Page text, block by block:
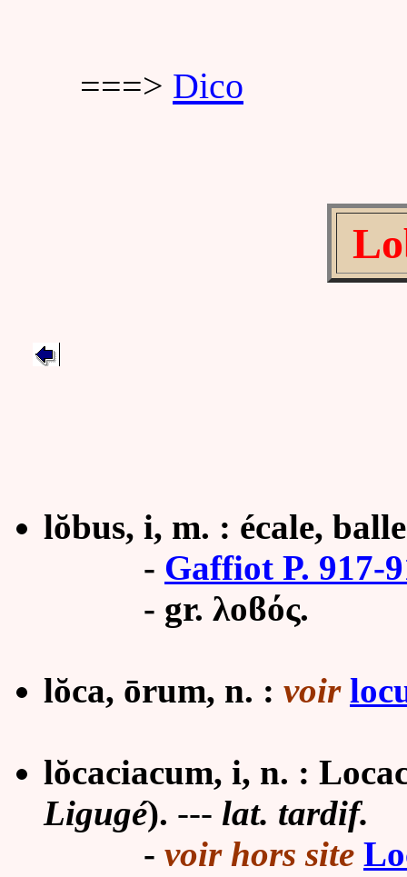
===> Dico
lŏbus, i, m. : écale,
- Gaffiot P. 917-
- gr. λοϐός.
lŏca, ōrum, n. : voir
lŏcaciacum, i, n. :
Ligugé). --- lat. tardif.
- voir hors site